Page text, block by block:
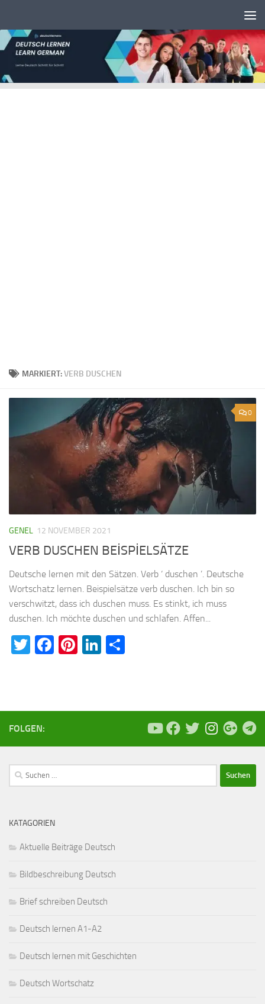
MARKIERT:VERB DUSCHEN
0
GENEL 12 NOVEMBER 2021
VERB DUSCHEN BEİSPİELSÄTZE
Deutsche lernen mit den Sätzen. Verb ‘ duschen ’. Deutsche
Wortschatz lernen. Beispielsätze verb duschen. Ich bin so
verschwitzt, dass ich duschen muss. Es stinkt, ich muss
duschen. Ich möchte duschen und schlafen. Affen...
Twitter
Facebook
Pinterest
LinkedIn
FOLGEN:
Suchen
nach:
KATAGORIEN
Aktuelle Beiträge Deutsch
Bildbeschreibung Deutsch
Brief schreiben Deutsch
Deutsch lernen A1-A2
Deutsch lernen mit Geschichten
Deutsch Wortschatz